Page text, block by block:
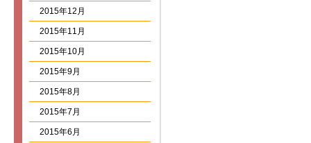
2015年12月
2015年11月
2015年10月
2015年9月
2015年8月
2015年7月
2015年6月